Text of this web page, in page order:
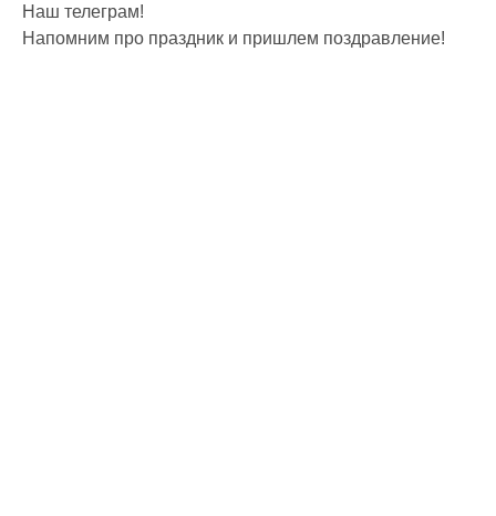
Наш телеграм!
Напомним про праздник и пришлем поздравление!